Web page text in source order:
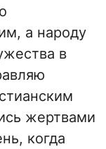
а народу
в
жертвами
когда